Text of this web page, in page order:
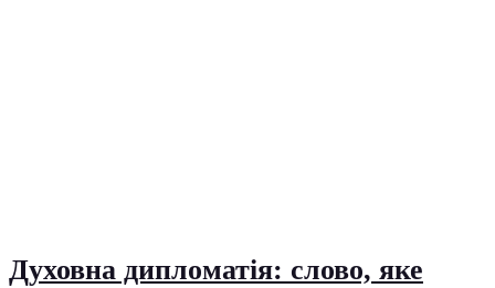
Духовна дипломатія: слово, яке